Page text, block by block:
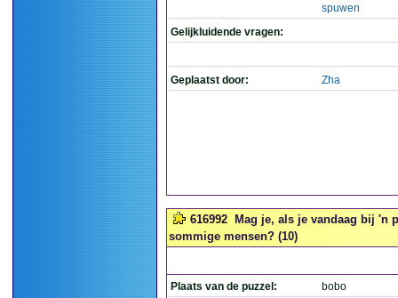
spuwen
Gelijkluidende vragen:
Geplaatst door: Zha
616992
Mag je, als je vandaag bij 'n
sommige mensen? (10)
Plaats van de puzzel:
bobo